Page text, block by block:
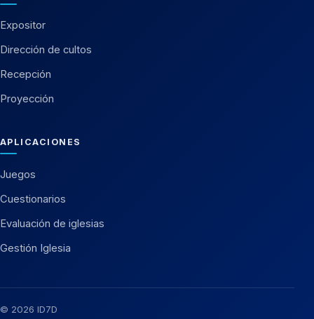
Expositor
Dirección de cultos
Recepción
Proyección
APLICACIONES
Juegos
Cuestionarios
Evaluación de iglesias
Gestión Iglesia
© 2026 ID7D